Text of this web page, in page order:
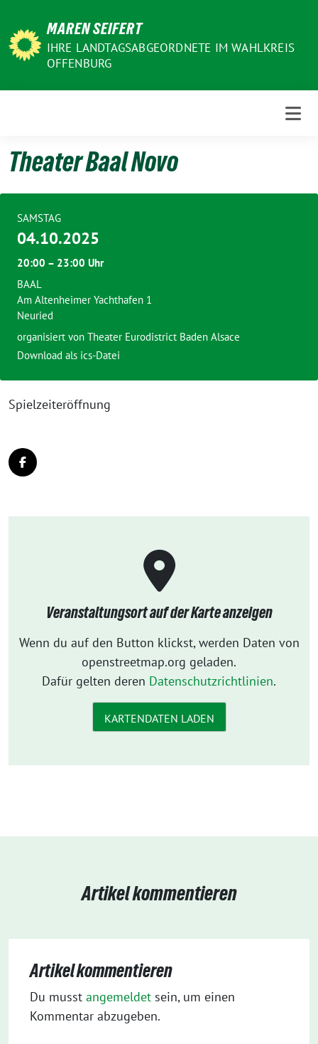
zum
Inhalt
MAREN SEIFERT
IHRE LANDTAGSABGEORDNETE IM WAHLKREIS
OFFENBURG
Theater Baal Novo
Spielzeiteröffnung
SAMSTAG
04.10.2025
20:00 – 23:00 Uhr
BAAL
Am Altenheimer Yachthafen 1
Neuried
organisiert von Theater Eurodistrict Baden Alsace
Download als ics-Datei
Veranstaltungsort auf der Karte anzeigen
Wenn du auf den Button klickst, werden Daten von
openstreetmap.org geladen.
Dafür gelten deren Datenschutzrichtlinien.
KARTENDATEN LADEN
Artikel kommentieren
Artikel kommentieren
Du musst angemeldet sein, um einen
Kommentar abzugeben.